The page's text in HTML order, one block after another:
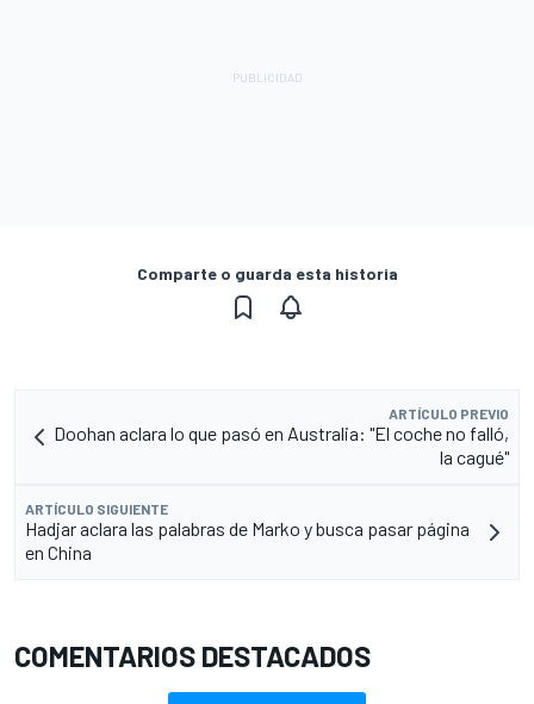
Comparte o guarda esta historia
ARTÍCULO PREVIO
Doohan aclara lo que pasó en Australia: "El coche no falló,
la cagué"
ARTÍCULO SIGUIENTE
Hadjar aclara las palabras de Marko y busca pasar página
en China
COMENTARIOS DESTACADOS